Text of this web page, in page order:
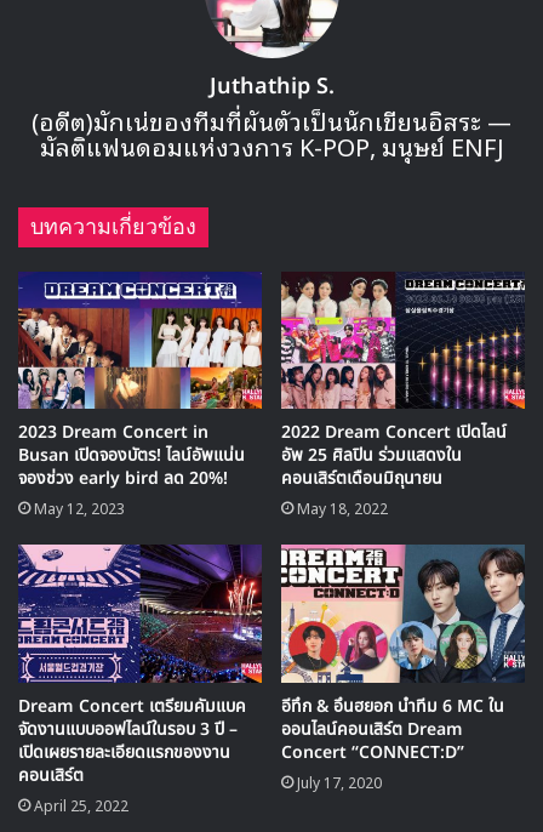
คอนเสิร์ต Dream Concert ครั้งที่ 26 มาในคอนเซปต์ของ
‘CONNECT:D’ ที่จะเป็นการมอบความหวังให้แฟนๆ K-POP ที่
อยู่ในทั่วทุกมุมโลกผ่านคอนเสิร์ตนี้และเสียงเพลงจากศิลปิน
โดยในปีนี้จะจัดขึ้นในวันที่ 25-26 กรกฎาคม และในวันที่ 15
ในแต่ละวันแล้ว
25 กรกฎาคม: EXO-SC / Red Velvet / Red
Velvet – IRENE & SEULGI / Oh My Girl / ASTRO
/ Golden Child / South Club / คิมแจฮวาน /
AB6IX / ONEUS / CIX
26 กรกฎาคม: MAMAMOO / Lovelyz / WJSN / ฮา
ซองอุน / Weki Meki / จองเซอุน / The Boyz /
Stray Kids / ITZY / Rocket Punch / CRAVITY
สำหรับผู้ที่จะมาทำหน้าที่โฮสต์ของงานคอนเสิร์จครั้งนี้คือคิมโย
ฮันสมาชิกในทีมเดบิวต์ของวงน้องใหม่ WEi จากค่าย OUI
Entertainment
Juthathip S.
(อดีต)มักเน่ของทีมที่ผันตัวเป็นนักเขียนอิสระ —
มัลติแฟนดอมแห่งวงการ K-POP, มนุษย์ ENFJ
บทความเกี่ยวข้อง
2023 Dream Concert in
Busan เปิดจองบัตร! ไลน์อัพแน่น
จองช่วง early bird ลด 20%!
May 12, 2023
2022 Dream Concert เปิดไลน์
อัพ 25 ศิลปิน ร่วมแสดงใน
คอนเสิร์ตเดือนมิถุนายน
May 18, 2022
Dream Concert เตรียมคัมแบค
จัดงานแบบออฟไลน์ในรอบ 3 ปี –
เปิดเผยรายละเอียดแรกของงาน
คอนเสิร์ต
April 25, 2022
อีทึก & อึนฮยอก นำทีม 6 MC ใน
ออนไลน์คอนเสิร์ต Dream
Concert “CONNECT:D”
July 17, 2020